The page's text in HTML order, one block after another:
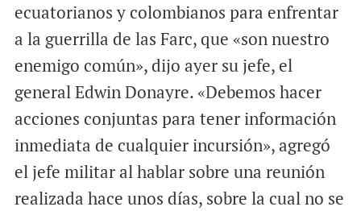
o
o
k
A
p
p
ecuatorianos y colombianos para enfrentar
a la guerrilla de las Farc, que «son nuestro
enemigo común», dijo ayer su jefe, el
general Edwin Donayre. «Debemos hacer
acciones conjuntas para tener información
inmediata de cualquier incursión», agregó
el jefe militar al hablar sobre una reunión
realizada hace unos días, sobre la cual no se